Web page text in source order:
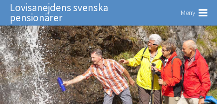
Lovisanejdens svenska
pensionärer Meny